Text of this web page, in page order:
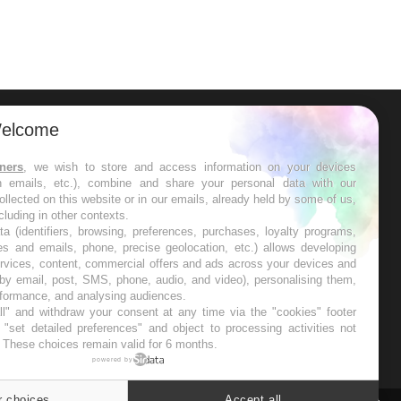
les semaines les meilleures
, we wish to store and access information on your devices
emails, etc.), combine and share your personal data with our
on this website or in our emails, already held by some of us,
in other contexts.
(identifiers, browsing, preferences, purchases, loyalty programs,
and emails, phone, precise geolocation, etc.) allows developing
content, commercial offers and ads across your devices and
email, post, SMS, phone, audio, and video), personalising them,
and analysing audiences.
and withdraw your consent at any time via the "cookies" footer
detailed preferences" and object to processing activities not
choices remain valid for 6 months.
powered by